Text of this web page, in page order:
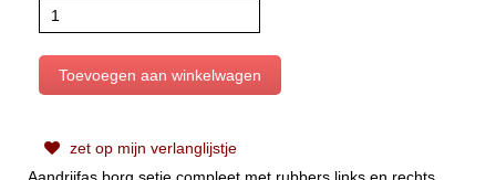
zet op mijn verlanglijstje
Aandrijfas borg setje compleet met rubbers links en rechts